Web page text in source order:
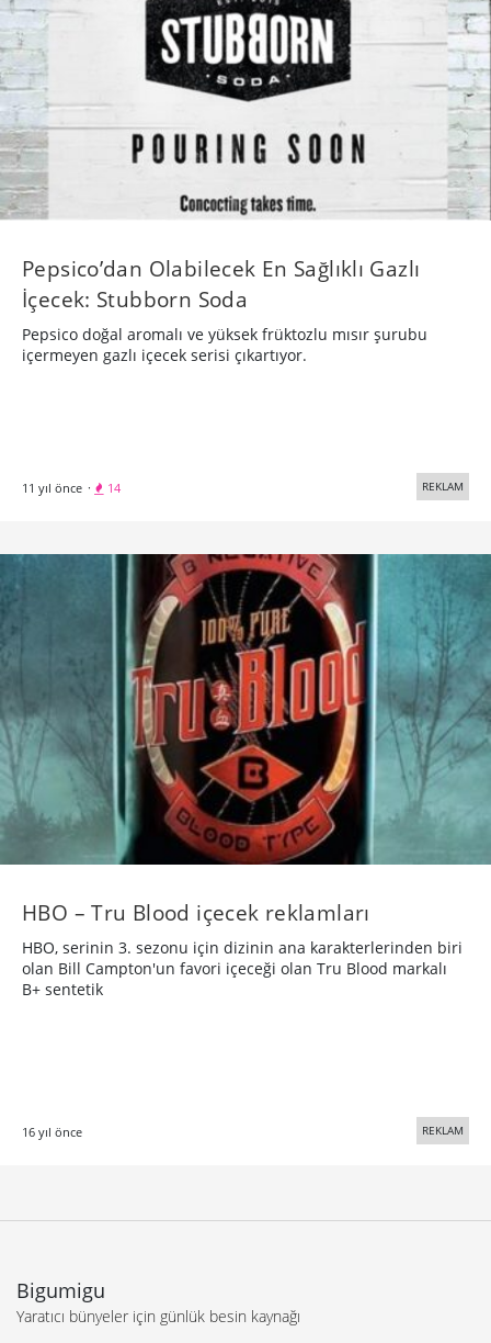
Pepsico’dan Olabilecek En Sağlıklı Gazlı
İçecek: Stubborn Soda
Pepsico doğal aromalı ve yüksek früktozlu mısır şurubu
içermeyen gazlı içecek serisi çıkartıyor.
11 yıl önce · 14 REKLAM
HBO – Tru Blood içecek reklamları
HBO, serinin 3. sezonu için dizinin ana karakterlerinden biri
olan Bill Campton'un favori içeceği olan Tru Blood markalı
B+ sentetik
16 yıl önce REKLAM
Bigumigu
Yaratıcı bünyeler için günlük besin kaynağı